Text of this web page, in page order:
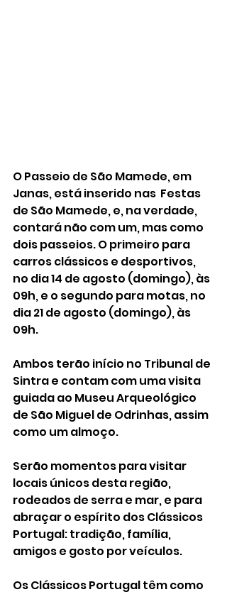
O Passeio de São Mamede, em
Janas, está inserido nas  Festas
de São Mamede, e, na verdade,
contará não com um, mas como
dois passeios. O primeiro para
carros clássicos e desportivos,
no dia 14 de agosto (domingo), às
09h, e o segundo para motas, no
dia 21 de agosto (domingo), às
09h.
Ambos terão início no Tribunal de
Sintra e contam com uma visita
guiada ao Museu Arqueológico
de São Miguel de Odrinhas, assim
como um almoço.
Serão momentos para visitar
locais únicos desta região,
rodeados de serra e mar, e para
abraçar o espírito dos Clássicos
Portugal: tradição, família,
amigos e gosto por veículos.
Os Clássicos Portugal têm como